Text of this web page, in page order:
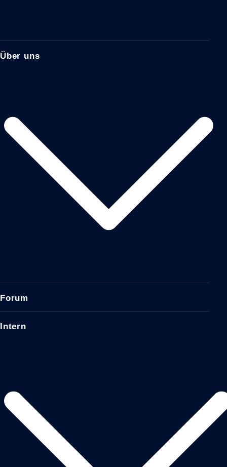
Über uns
Forum
Intern